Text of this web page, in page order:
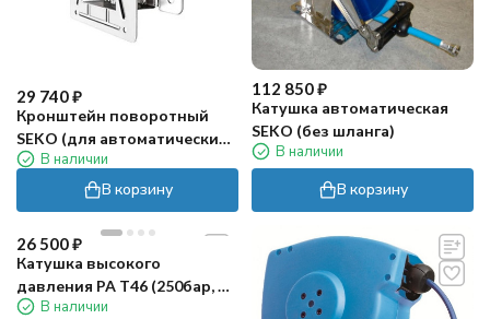
29 740₽
Кронштейн поворотный
SEKO (для автоматических
катушек)
В наличии
В корзину
112 850₽
Катушка автоматическая
SEKO (без шланга)
В наличии
В корзину
26 500₽
Катушка высокого
давления PA T46 (250бар, до
40м, пластик/латунь)
В наличии